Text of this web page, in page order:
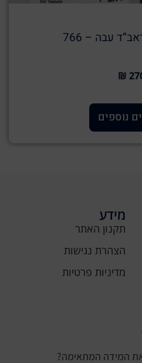
עבה – 766
270
נוספים
מידע
תקנון האתר
הצהרת נגישות
מדיניות פרטיות
המידה המתאימה?